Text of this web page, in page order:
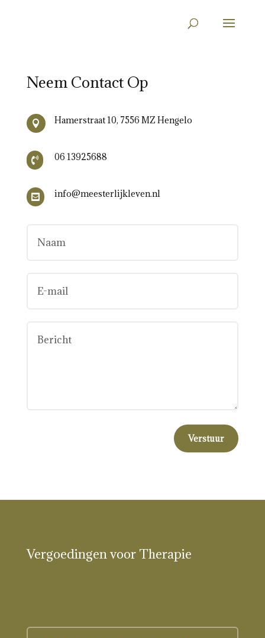
Neem Contact Op
 Hamerstraat 10, 7556 MZ Hengelo
 06 13925688
 info@meesterlijkleven.nl
Verstuur
Vergoedingen voor Therapie